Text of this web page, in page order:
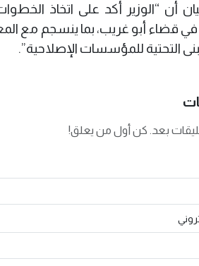
أن “الوزير أكد على اتخاذ
قضاء أبو غريب، بما ينسجم مع
التحتية للمؤسسات الإصلاحية”.
بعد. كن أول من يعلق!